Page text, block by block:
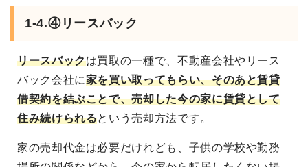
1-4.④リースバック
リースバックは買取の一種で、不動産会社やリース
バック会社に家を買い取ってもらい、そのあと賃貸
借契約を結ぶことで、売却した今の家に賃貸として
住み続けられるという売却方法です。
家の売却代金は必要だけれども、子供の学校や勤務